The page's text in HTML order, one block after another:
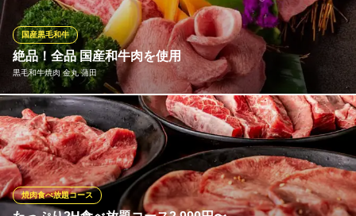
脂の甘味、舌の上でとろけるようなまろやかな味わいが特徴で
す。自慢のA5国産黒毛和牛を思う存分ご堪能あれ！
牛吟
蒲田 黒毛和牛焼肉
ＪＲ京浜東北線蒲田駅西口 徒歩1分
東京都大田区西蒲田7-66-10 ランズビル5F
絶品！全品 国産和牛肉を使用
黒毛和牛焼肉 金丸 蒲田
国産黒毛和牛
当店のお肉・ホルモンはすべて国産和牛を使用しております。 上
質で柔らかいお肉は、自分へのご褒美！ デートでのご利用もお
相手の方に喜ばれること間違いなし！！
黒毛和牛焼肉 金丸 蒲田
国産和牛焼肉・ホルモン
焼肉食べ放題コース